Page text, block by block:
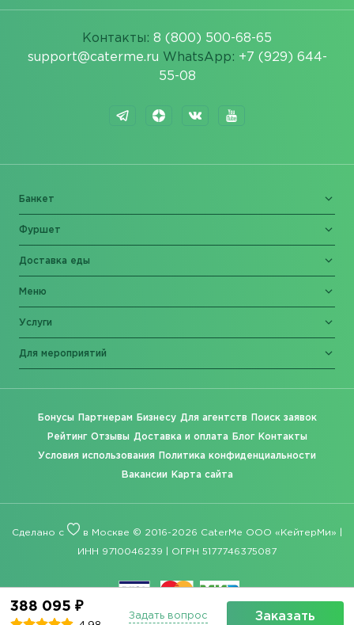
388 095 ₽
Заказать
Задать вопрос
Контакты: 8 (800) 500-68-65
support@caterme.ru WhatsApp: +7 (929) 644-
55-08
Банкет
Фуршет
Доставка еды
Меню
Услуги
Для мероприятий
Бонусы Партнерам Бизнесу Для агентств Поиск заявок
Рейтинг Отзывы Доставка и оплата Блог Контакты
Условия использования Политика конфиденциальности
Вакансии Карта сайта
Сделано с в Москве © 2016-2026 CaterMe ООО «КейтерМи» |
ИНН 9710046239 | ОГРН 5177746375087